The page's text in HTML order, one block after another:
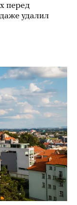
перед
удалил